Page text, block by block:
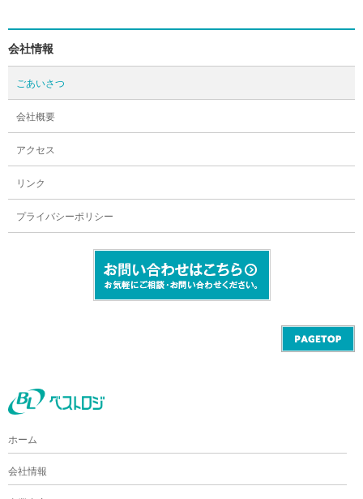
会社情報
ごあいさつ
会社概要
アクセス
リンク
プライバシーポリシー
ホーム
会社情報